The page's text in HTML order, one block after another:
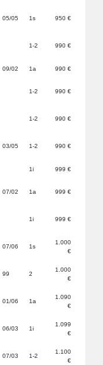
05/05 1s 950 €
1-2 990 €
09/02 1a 990 €
1-2 990 €
1-2 990 €
03/05 1-2 990 €
1i 999 €
07/02 1a 999 €
1i 999 €
07/06 1s
1.000
€
99 2
1.000
€
01/06 1a
1.090
€
06/03 1i
1.099
€
07/03 1-2
1.100
€